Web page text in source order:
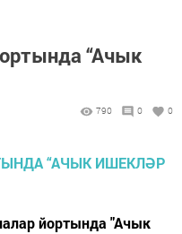
“Ачык
790 0 0
йортында "Ачык